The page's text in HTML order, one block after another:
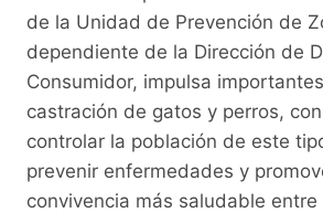
e
b
o
o
k
er s
A
p
p
y
Li
n
k
gr
a
m
de la Unidad de Prevención de
dependiente de la Dirección de
Consumidor, impulsa
castración de gatos y perros,
controlar la población de este
prevenir enfermedades y
convivencia más saludable entre